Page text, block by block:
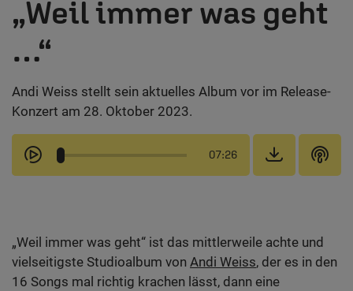
„Weil immer was geht
…“
Andi Weiss stellt sein aktuelles Album vor im Release-
Konzert am 28. Oktober 2023.
07:26
„Weil immer was geht“ ist das mittlerweile achte und
vielseitigste Studioalbum von Andi Weiss, der es in den
16 Songs mal richtig krachen lässt, dann eine